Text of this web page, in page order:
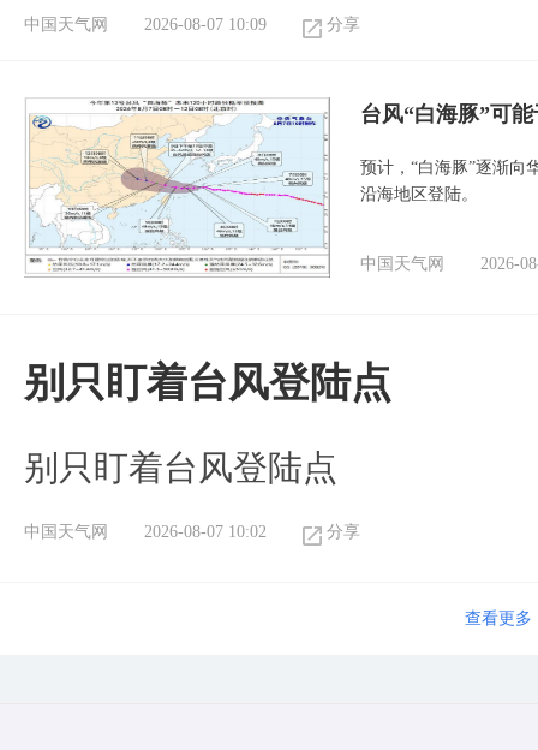
中国天气网 2026-08-07 10:09 分享
台风“白海豚”可
预计，“白海豚”逐渐向
沿海地区登陆。
中国天气网 2026-
别只盯着台风登陆点
别只盯着台风登陆点
中国天气网 2026-08-07 10:02 分享
查看更多